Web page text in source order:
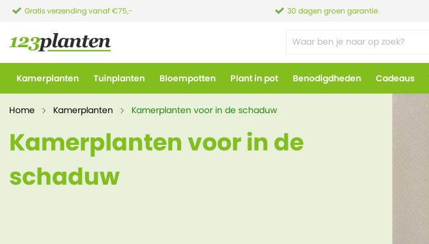
Gratis verzending vanaf €75,- 30 dagen groen garantie
Kamerplanten Tuinplanten Bloempotten Plant in pot Benodigdheden Cadeaus
Home Kamerplanten Kamerplanten voor in de schaduw
Kamerplanten voor in de
schaduw